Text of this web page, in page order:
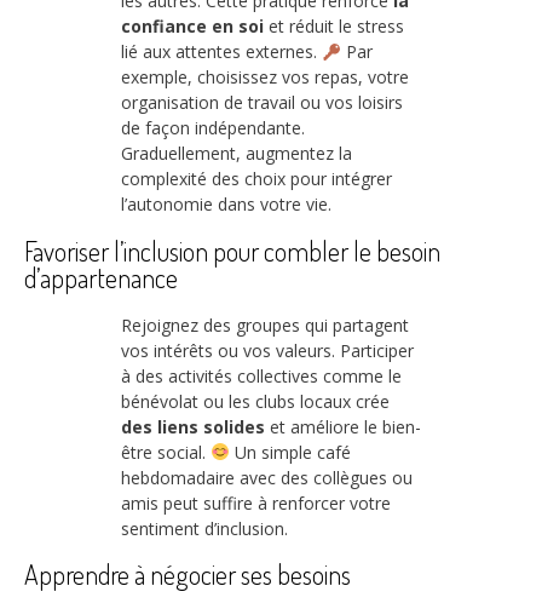
confiance en soi et réduit le stress
lié aux attentes externes.
Par
exemple, choisissez vos repas, votre
organisation de travail ou vos loisirs
de façon indépendante.
Graduellement, augmentez la
complexité des choix pour intégrer
l’autonomie dans votre vie.
Favoriser l’inclusion pour combler le besoin
d’appartenance
Rejoignez des groupes qui partagent
vos intérêts ou vos valeurs. Participer
à des activités collectives comme le
bénévolat ou les clubs locaux crée
des liens solides et améliore le bien-
être social.
Un simple café
hebdomadaire avec des collègues ou
amis peut suffire à renforcer votre
sentiment d’inclusion.
Apprendre à négocier ses besoins